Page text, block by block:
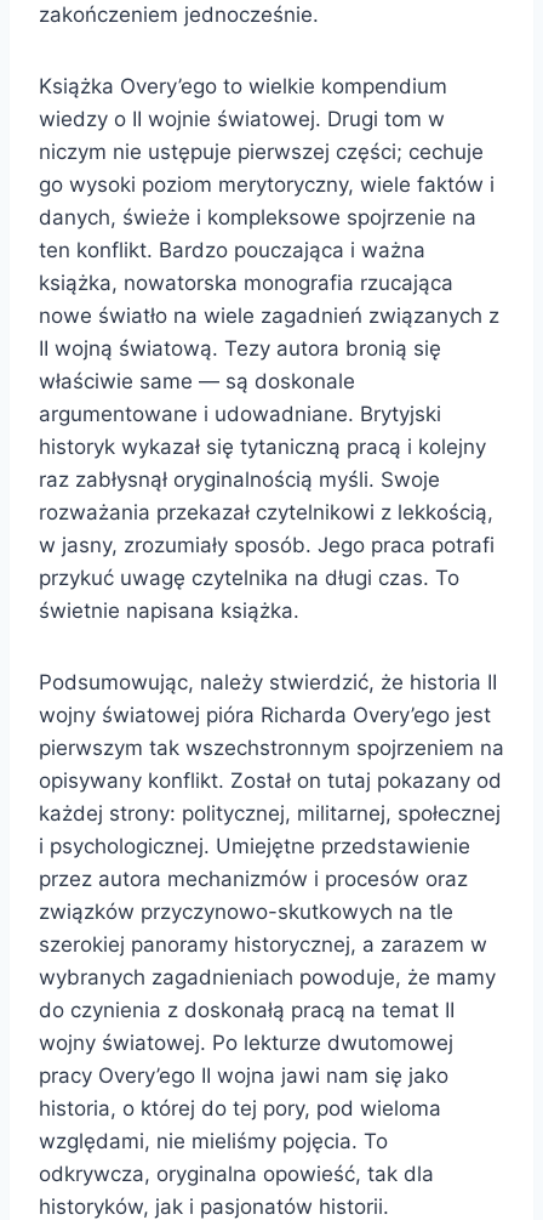
zakończeniem jednocześnie.
Książka Overy’ego to wielkie kompendium
wiedzy o II wojnie światowej. Drugi tom w
niczym nie ustępuje pierwszej części; cechuje
go wysoki poziom merytoryczny, wiele faktów i
danych, świeże i kompleksowe spojrzenie na
ten konflikt. Bardzo pouczająca i ważna
książka, nowatorska monografia rzucająca
nowe światło na wiele zagadnień związanych z
II wojną światową. Tezy autora bronią się
właściwie same — są doskonale
argumentowane i udowadniane. Brytyjski
historyk wykazał się tytaniczną pracą i kolejny
raz zabłysnął oryginalnością myśli. Swoje
rozważania przekazał czytelnikowi z lekkością,
w jasny, zrozumiały sposób. Jego praca potrafi
przykuć uwagę czytelnika na długi czas. To
świetnie napisana książka.
Podsumowując, należy stwierdzić, że historia II
wojny światowej pióra Richarda Overy’ego jest
pierwszym tak wszechstronnym spojrzeniem na
opisywany konflikt. Został on tutaj pokazany od
każdej strony: politycznej, militarnej, społecznej
i psychologicznej. Umiejętne przedstawienie
przez autora mechanizmów i procesów oraz
związków przyczynowo-skutkowych na tle
szerokiej panoramy historycznej, a zarazem w
wybranych zagadnieniach powoduje, że mamy
do czynienia z doskonałą pracą na temat II
wojny światowej. Po lekturze dwutomowej
pracy Overy’ego II wojna jawi nam się jako
historia, o której do tej pory, pod wieloma
względami, nie mieliśmy pojęcia. To
odkrywcza, oryginalna opowieść, tak dla
historyków, jak i pasjonatów historii.